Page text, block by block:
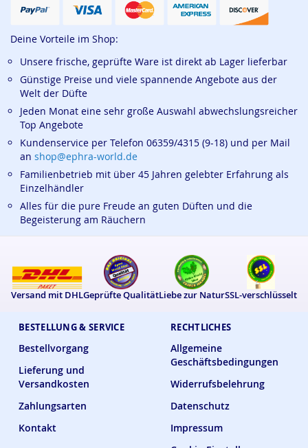
BESTELLUNG & SERVICE
Bestellvorgang
Lieferung und
Versandkosten
Zahlungsarten
Kontakt
RECHTLICHES
Allgemeine
Geschäftsbedingungen
Widerrufsbelehrung
Datenschutz
Impressum
Deine Vorteile im Shop:
Unsere frische, geprüfte Ware ist direkt ab Lager lieferbar
Günstige Preise und viele spannende Angebote aus der
Welt der Düfte
Jeden Monat eine sehr große Auswahl abwechslungsreicher
Top Angebote
Kundenservice per Telefon 06359/4315 (9-18) und per Mail
an shop@ephra-world.de
Familienbetrieb mit über 45 Jahren gelebter Erfahrung als
Einzelhändler
Alles für die pure Freude an guten Düften und die
Begeisterung am Räuchern
Versand mit DHLGeprüfte QualitätLiebe zur NaturSSL-verschlüsselt